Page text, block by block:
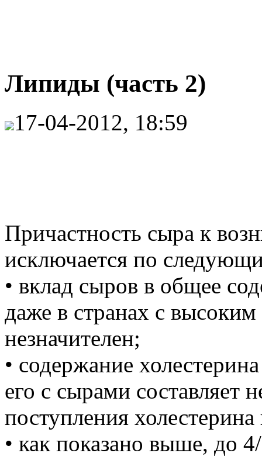
Липиды (часть 2)
17-04-2012, 18:59
Причастность сыра к
исключается по
• вклад сыров в общее
даже в странах с
незначителен;
• содержание
его с сырами составляет
поступления
• как показано выше, до